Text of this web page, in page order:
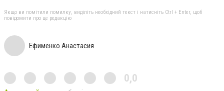
Якщо ви помітили помилку, виділіть необхідний текст і натисніть Ctrl + Enter, щоб
повідомити про це редакцію
Ефименко Анастасия
0,0